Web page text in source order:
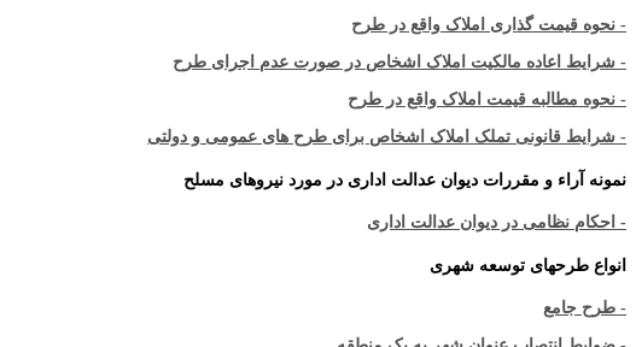
- نحوه قیمت گذاری املاک واقع در طرح
- شرایط اعاده مالکیت املاک اشخاص در صورت عدم اجرای طرح
- نحوه مطالبه قیمت املاک واقع در طرح
- شرایط قانونی تملک املاک اشخاص برای طرح های عمومی و دولتی
نمونه آراء و مقررات دیوان عدالت اداری در مورد نیروهای مسلح
- احکام نظامی در دیوان عدالت اداری
انواع طرحهای توسعه شهری
- طرح جامع